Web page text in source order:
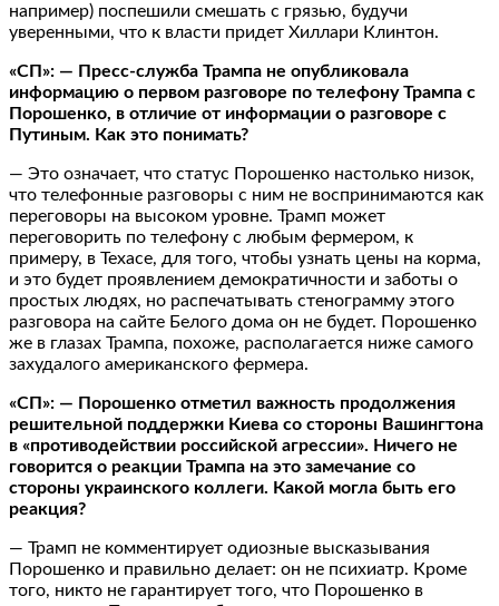
например) поспешили смешать с грязью, будучи
уверенными, что к власти придет Хиллари Клинтон.
«СП»: — Пресс-служба Трампа не опубликовала
информацию о первом разговоре по телефону Трампа с
Порошенко, в отличие от информации о разговоре с
Путиным. Как это понимать?
— Это означает, что статус Порошенко настолько низок,
что телефонные разговоры с ним не воспринимаются как
переговоры на высоком уровне. Трамп может
переговорить по телефону с любым фермером, к
примеру, в Техасе, для того, чтобы узнать цены на корма,
и это будет проявлением демократичности и заботы о
простых людях, но распечатывать стенограмму этого
разговора на сайте Белого дома он не будет. Порошенко
же в глазах Трампа, похоже, располагается ниже самого
захудалого американского фермера.
«СП»: — Порошенко отметил важность продолжения
решительной поддержки Киева со стороны Вашингтона
в «противодействии российской агрессии». Ничего не
говорится о реакции Трампа на это замечание со
стороны украинского коллеги. Какой могла быть его
реакция?
— Трамп не комментирует одиозные высказывания
Порошенко и правильно делает: он не психиатр. Кроме
того, никто не гарантирует того, что Порошенко в